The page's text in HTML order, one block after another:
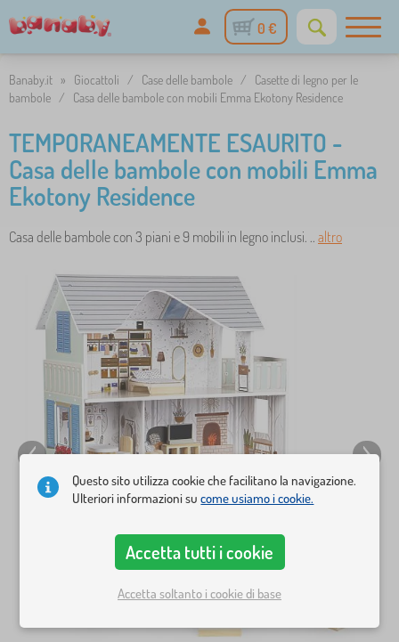
0 €
Banaby.it » Giocattoli / Case delle bambole /
Casette di legno per le
bambole / Casa delle bambole con mobili Emma Ekotony Residence
TEMPORANEAMENTE ESAURITO -
Casa delle bambole con mobili Emma
Ekotony Residence
Casa delle bambole con 3 piani e 9 mobili in legno inclusi. .. altro
Questo sito utilizza cookie che facilitano la navigazione.
Ulteriori informazioni sucome usiamo i cookie.
Accetta tutti i cookie
Accetta soltanto i cookie di base